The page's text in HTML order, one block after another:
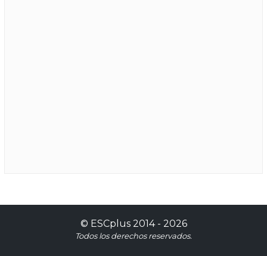
© ESCplus2014 - 2026
Todos los derechos reservados.